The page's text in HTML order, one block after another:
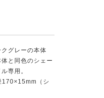
グレーの本体
と同色のシェー
専用。
170×15mm（シ